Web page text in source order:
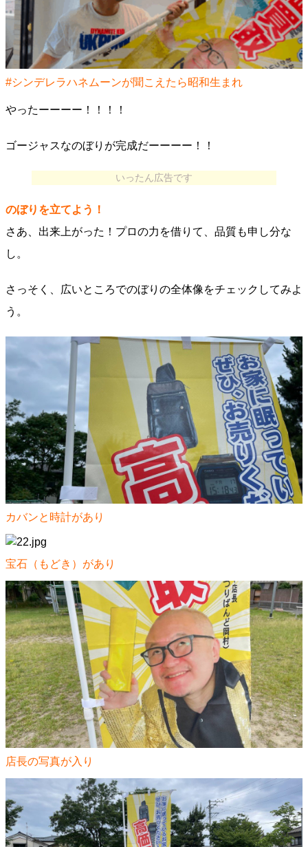
#シンデレラハネムーンが聞こえたら昭和生まれ
やったーーーー！！！！
ゴージャスなのぼりが完成だーーーー！！
いったん広告です
のぼりを立てよう！
さあ、出来上がった！プロの力を借りて、品質も申し分な
し。
さっそく、広いところでのぼりの全体像をチェックしてみよ
う。
カバンと時計があり
宝石（もどき）があり
店長の写真が入り